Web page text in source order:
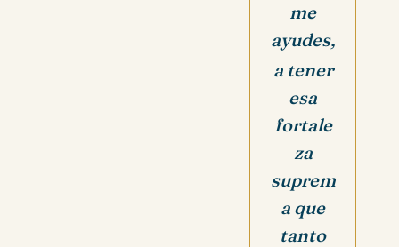
me
ayudes,
a tener
esa
fortale
za
suprem
a que
tanto